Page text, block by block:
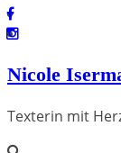
Nicole
Texterin mit